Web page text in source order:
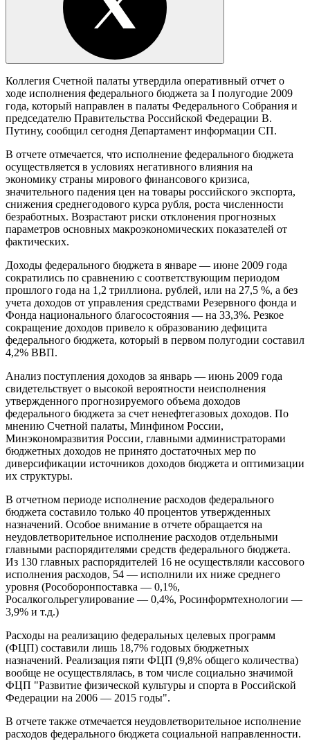
Коллегия Счетной палаты утвердила оперативный отчет о
ходе исполнения федерального бюджета за I полугодие 2009
года, который направлен в палаты Федерального Собрания и
председателю Правительства Российской Федерации В.
Путину, сообщил сегодня Департамент информации СП.
В отчете отмечается, что исполнение федерального бюджета
осуществляется в условиях негативного влияния на
экономику страны мирового финансового кризиса,
значительного падения цен на товары российского экспорта,
снижения среднегодового курса рубля, роста численности
безработных. Возрастают риски отклонения прогнозных
параметров основных макроэкономических показателей от
фактических.
Доходы федерального бюджета в январе — июне 2009 года
сократились по сравнению с соответствующим периодом
прошлого года на 1,2 триллиона. рублей, или на 27,5 %, а без
учета доходов от управления средствами Резервного фонда и
Фонда национального благосостояния — на 33,3%. Резкое
сокращение доходов привело к образованию дефицита
федерального бюджета, который в первом полугодии составил
4,2% ВВП.
Анализ поступления доходов за январь — июнь 2009 года
свидетельствует о высокой вероятности неисполнения
утвержденного прогнозируемого объема доходов
федерального бюджета за счет ненефтегазовых доходов. По
мнению Счетной палаты, Минфином России,
Минэкономразвития России, главными администраторами
бюджетных доходов не принято достаточных мер по
диверсификации источников доходов бюджета и оптимизации
их структуры.
В отчетном периоде исполнение расходов федерального
бюджета составило только 40 процентов утвержденных
назначений. Особое внимание в отчете обращается на
неудовлетворительное исполнение расходов отдельными
главными распорядителями средств федерального бюджета.
Из 130 главных распорядителей 16 не осуществляли кассового
исполнения расходов, 54 — исполнили их ниже среднего
уровня (Рособоронпоставка — 0,1%,
Росалкогольрегулирование — 0,4%, Росинформтехнологии —
3,9% и т.д.)
Расходы на реализацию федеральных целевых программ
(ФЦП) составили лишь 18,7% годовых бюджетных
назначений. Реализация пяти ФЦП (9,8% общего количества)
вообще не осуществлялась, в том числе социально значимой
ФЦП "Развитие физической культуры и спорта в Российской
Федерации на 2006 — 2015 годы".
В отчете также отмечается неудовлетворительное исполнение
расходов федерального бюджета социальной направленности.